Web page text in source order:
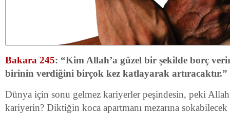
Bakara 245: “Kim Allah’a güzel bir şekilde borç
birinin verdiğini birçok kez katlayarak artıracaktır.”
Dünya için sonu gelmez kariyerler peşindesin, peki
kariyerin? Diktiğin koca apartmanı mezarına sokabilecek